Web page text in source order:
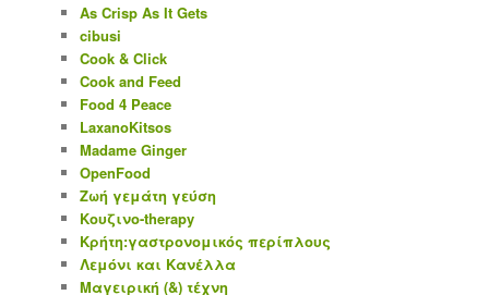
As Crisp As It Gets
cibusi
Cook & Click
Cook and Feed
Food 4 Peace
LaxanoKitsos
Madame Ginger
OpenFood
Ζωή γεμάτη γεύση
Κουζινο-therapy
Κρήτη:γαστρονομικός περίπλους
Λεμόνι και Κανέλλα
Μαγειρική (&) τέχνη